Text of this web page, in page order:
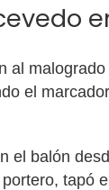
al
el
el balón
tapó